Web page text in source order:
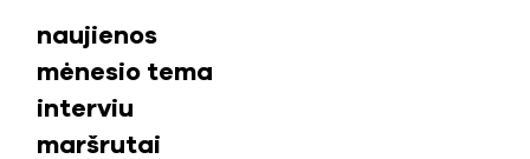
naujienos
mėnesio tema
interviu
maršrutai